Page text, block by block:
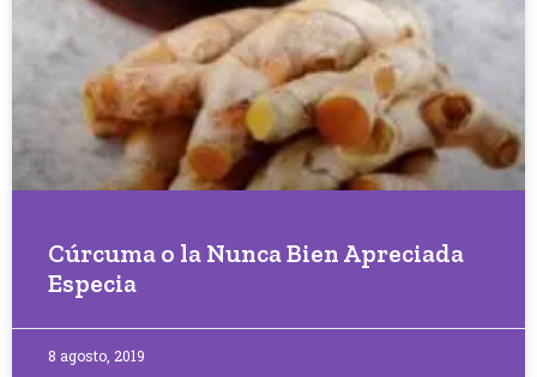
Cúrcuma o la Nunca Bien Apreciada
Especia
8 agosto, 2019